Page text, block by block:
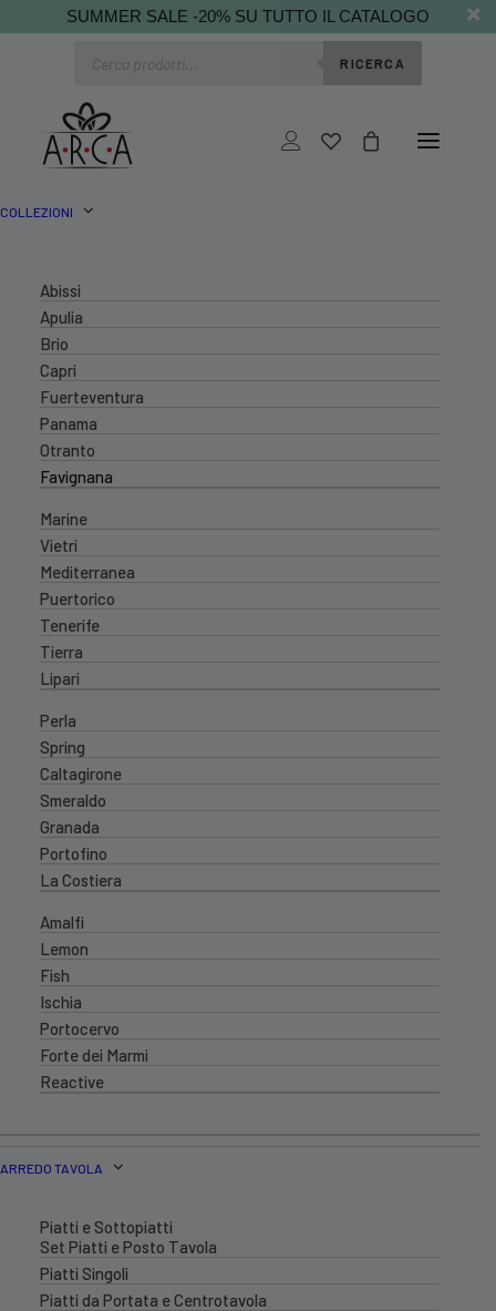
SUMMER SALE -20% SU TUTTO IL CATALOGO
RICERCA
COLLEZIONI
Abissi
Apulia
Brio
Capri
Fuerteventura
Panama
Otranto
Favignana
Marine
Vietri
Mediterranea
Puertorico
Tenerife
Tierra
Lipari
Perla
Spring
Caltagirone
Smeraldo
Granada
Portofino
La Costiera
Amalfi
Lemon
Fish
Ischia
Portocervo
Forte dei Marmi
Reactive
ARREDO TAVOLA
Piatti e Sottopiatti
Set Piatti e Posto Tavola
Piatti Singoli
Piatti da Portata e Centrotavola